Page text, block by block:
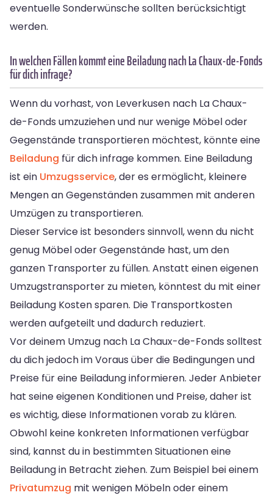
eventuelle Sonderwünsche sollten berücksichtigt
werden.
In welchen Fällen kommt eine Beiladung nach La Chaux-de-Fonds
für dich infrage?
Wenn du vorhast, von Leverkusen nach La Chaux-
de-Fonds umzuziehen und nur wenige Möbel oder
Gegenstände transportieren möchtest, könnte eine
Beiladung für dich infrage kommen. Eine Beiladung
ist ein Umzugsservice, der es ermöglicht, kleinere
Mengen an Gegenständen zusammen mit anderen
Umzügen zu transportieren.
Dieser Service ist besonders sinnvoll, wenn du nicht
genug Möbel oder Gegenstände hast, um den
ganzen Transporter zu füllen. Anstatt einen eigenen
Umzugstransporter zu mieten, könntest du mit einer
Beiladung Kosten sparen. Die Transportkosten
werden aufgeteilt und dadurch reduziert.
Vor deinem Umzug nach La Chaux-de-Fonds solltest
du dich jedoch im Voraus über die Bedingungen und
Preise für eine Beiladung informieren. Jeder Anbieter
hat seine eigenen Konditionen und Preise, daher ist
es wichtig, diese Informationen vorab zu klären.
Obwohl keine konkreten Informationen verfügbar
sind, kannst du in bestimmten Situationen eine
Beiladung in Betracht ziehen. Zum Beispiel bei einem
Privatumzug mit wenigen Möbeln oder einem